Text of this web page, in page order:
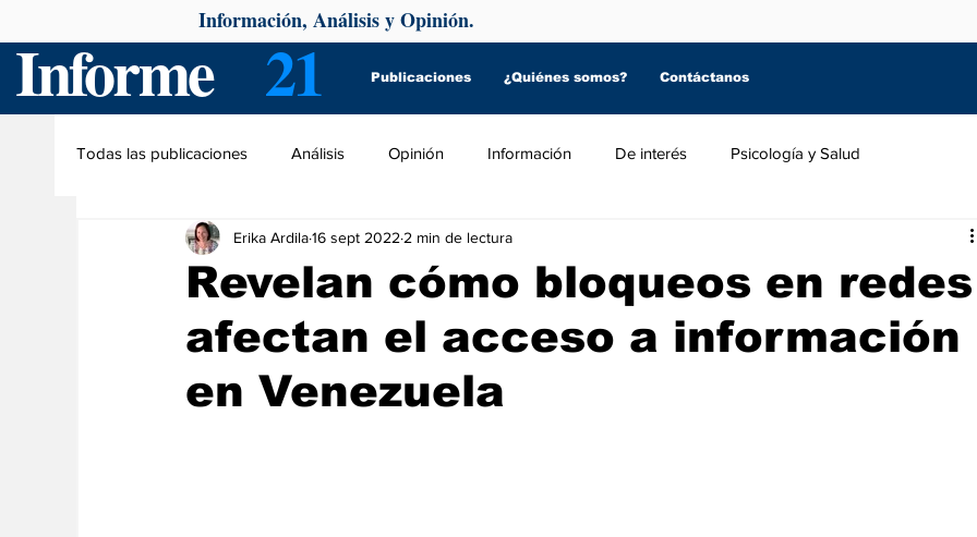
Informe 21 Publicaciones ¿Quiénes somos? Contáctanos
Información, Análisis y Opinión.
Todas las publicaciones Análisis Opinión Información De interés Psicología y Salud
Revelan cómo bloqueos en redes
afectan el acceso a información
en Venezuela
Erika Ardila16 sept 2022 2 min de lectura